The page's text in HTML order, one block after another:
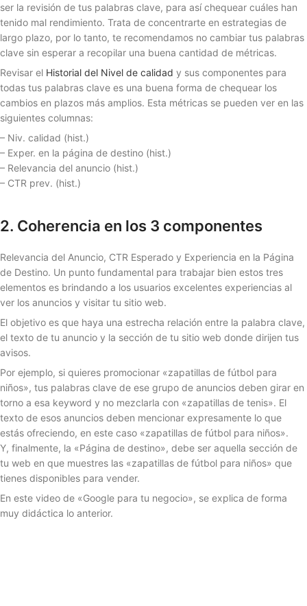
ser la revisión de tus palabras clave, para así chequear cuáles han
tenido mal rendimiento. Trata de concentrarte en estrategias de
largo plazo, por lo tanto, te recomendamos no cambiar tus palabras
clave sin esperar a recopilar una buena cantidad de métricas.
Revisar el Historial del Nivel de calidad y sus componentes para
todas tus palabras clave es una buena forma de chequear los
cambios en plazos más amplios. Esta métricas se pueden ver en las
siguientes columnas:
– Niv. calidad (hist.)
– Exper. en la página de destino (hist.)
– Relevancia del anuncio (hist.)
– CTR prev. (hist.)
2. Coherencia en los 3 componentes
Relevancia del Anuncio, CTR Esperado y Experiencia en la Página
de Destino. Un punto fundamental para trabajar bien estos tres
elementos es brindando a los usuarios excelentes experiencias al
ver los anuncios y visitar tu sitio web.
El objetivo es que haya una estrecha relación entre la palabra clave,
el texto de tu anuncio y la sección de tu sitio web donde dirijen tus
avisos.
Por ejemplo, si quieres promocionar «zapatillas de fútbol para
niños», tus palabras clave de ese grupo de anuncios deben girar en
torno a esa keyword y no mezclarla con «zapatillas de tenis». El
texto de esos anuncios deben mencionar expresamente lo que
estás ofreciendo, en este caso «zapatillas de fútbol para niños».
Y, finalmente, la «Página de destino», debe ser aquella sección de
tu web en que muestres las «zapatillas de fútbol para niños» que
tienes disponibles para vender.
En este video de «Google para tu negocio», se explica de forma
muy didáctica lo anterior.